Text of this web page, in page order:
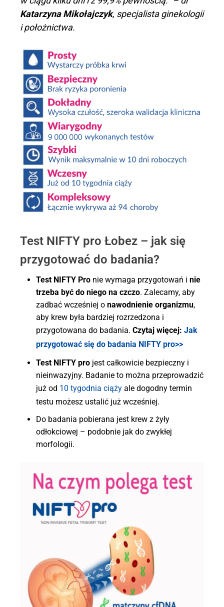
Katarzyna Mikołajczyk, specjalista ginekologii
i położnictwa.
Test NIFTY pro Łobez – jak się
przygotować do badania?
Test NIFTY Pro nie wymaga przygotowań i nie
trzeba być do niego na czczo. Zalecamy, aby
zadbać wcześniej o nawodnienie organizmu,
aby krew była bardziej rozrzedzona i
przygotowana do badania. Czytaj więcej: Jak
przygotować się do badania NIFTY pro>>
Test NIFTY pro jest całkowicie bezpieczny i
nieinwazyjny. Badanie to można przeprowadzić
już od 10 tygodnia ciąży ale dogodny termin
testu możesz ustalić już wcześniej.
Do badania pobierana jest krew z żyły
odłokciowej – podobnie jak do zwykłej
morfologii.